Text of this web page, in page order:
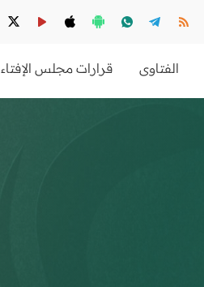
الفتاوى قرارات مجلس الإفتاء